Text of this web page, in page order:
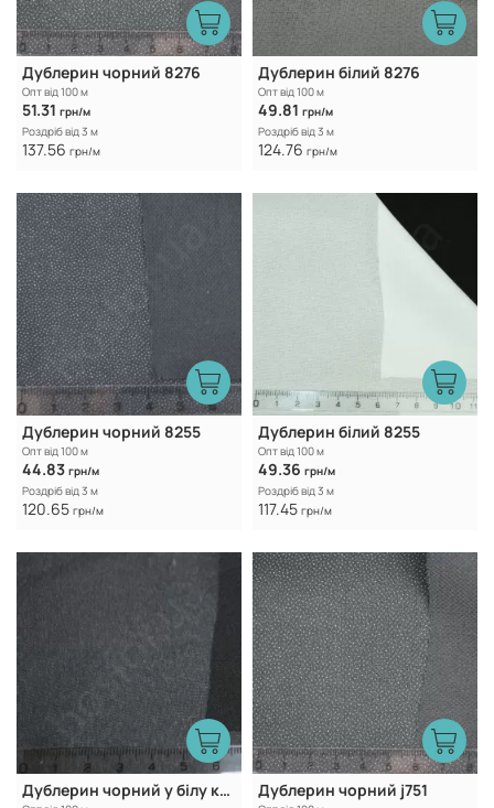
Дублерин чорний 8276
Опт від 100 м
51.31 грн/м
Роздріб від 3 м
137.56 грн/м
Дублерин білий 8276
Опт від 100 м
49.81 грн/м
Роздріб від 3 м
124.76 грн/м
Дублерин чорний 8255
Опт від 100 м
44.83 грн/м
Роздріб від 3 м
120.65 грн/м
Дублерин білий 8255
Опт від 100 м
49.36 грн/м
Роздріб від 3 м
117.45 грн/м
Дублерин чорний у білу крапку 30T Дублерин чорний j751